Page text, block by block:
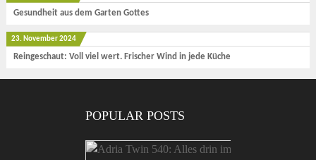
Gesundheit aus dem Garten Gottes
23. November 2024
Reingeschaut: Voll viel wert. Frischer Wind in jede Küche
POPULAR POSTS